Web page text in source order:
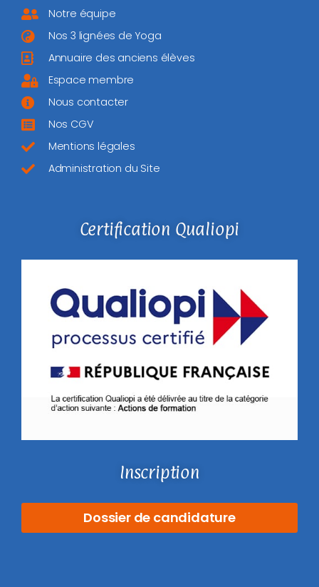
Notre équipe
Nos 3 lignées de Yoga
Annuaire des anciens élèves
Espace membre
Nous contacter
Nos CGV
Mentions légales
Administration du Site
Certification Qualiopi
Inscription
Dossier de candidature